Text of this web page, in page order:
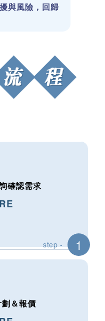
與風險，回歸
step - 1
確認需求
＆報價